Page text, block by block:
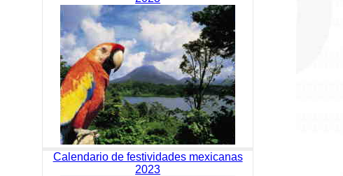
Calendario de festividades mexicanas
2023